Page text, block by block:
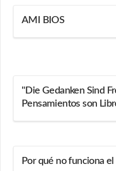
AMI BIOS
"Die Gedanken Sind
Pensamientos son
Por qué no funciona